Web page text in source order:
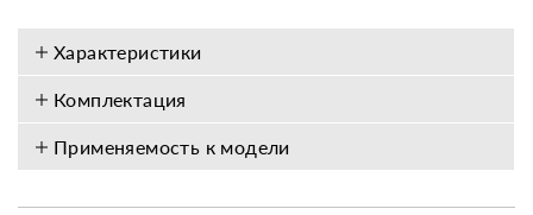
Характеристики
Комплектация
Применяемость к модели